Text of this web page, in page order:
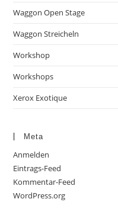
Waggon Open Stage
Waggon Streicheln
Workshop
Workshops
Xerox Exotique
Meta
Anmelden
Eintrags-Feed
Kommentar-Feed
WordPress.org